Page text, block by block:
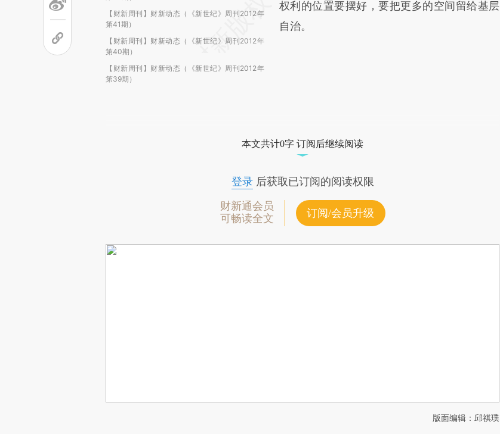
【财新周刊】财新动态（《新世纪》周刊2012年
第41期）
【财新周刊】财新动态（《新世纪》周刊2012年
第40期）
【财新周刊】财新动态（《新世纪》周刊2012年
第39期）
权利的位置要摆好，要把更多的空间留给基层
自治。
本文共计0字 订阅后继续阅读
登录后获取已订阅的阅读权限
财新通会员
可畅读全文
订阅/会员升级
版面编辑：邱祺璞